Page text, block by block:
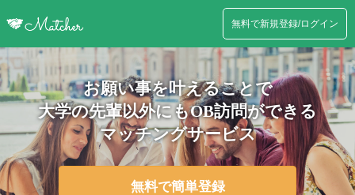
無料で新規登録/ログイン
お願い事を叶えることで
大学の先輩以外にもOB訪問ができる
マッチングサービス
無料で簡単登録